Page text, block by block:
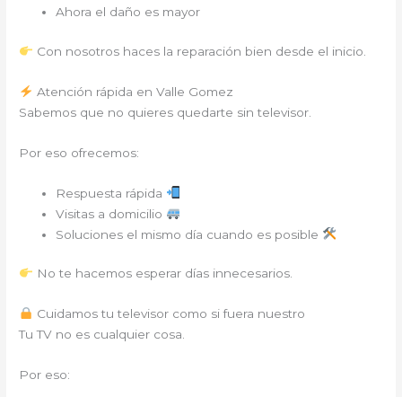
Ahora el daño es mayor
Con nosotros haces la reparación bien desde el inicio.
Atención rápida en Valle Gomez
Sabemos que no quieres quedarte sin televisor.
Por eso ofrecemos:
Respuesta rápida
Visitas a domicilio
Soluciones el mismo día cuando es posible
No te hacemos esperar días innecesarios.
Cuidamos tu televisor como si fuera nuestro
Tu TV no es cualquier cosa.
Por eso: